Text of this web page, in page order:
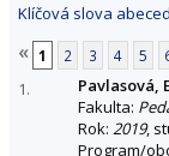
Klíčová slova
« 1 2 3 4 5
1.
Pavlasová,
Fakulta:
Rok: 2019,
Program/